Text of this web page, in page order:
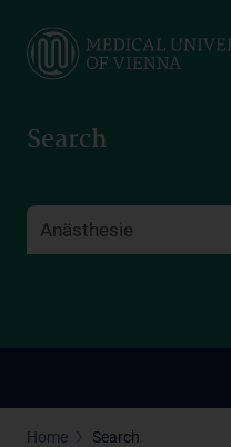
main
Search
Home Search